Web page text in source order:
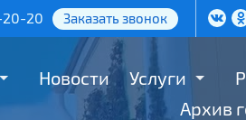
20-20 Заказать звонок
Новости Услуги
Архив